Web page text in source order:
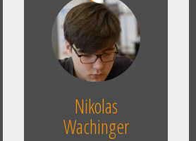
Nikolas
Wachinger